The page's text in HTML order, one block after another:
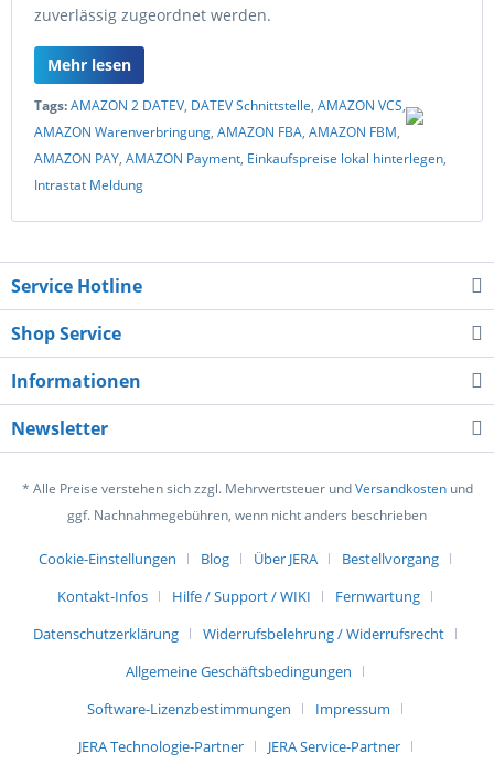
zuverlässig zugeordnet werden.
Mehr lesen
Tags:AMAZON 2 DATEV, DATEV Schnittstelle, AMAZON VCS,
AMAZON Warenverbringung, AMAZON FBA, AMAZON FBM,
AMAZON PAY, AMAZON Payment, Einkaufspreise lokal hinterlegen,
Intrastat Meldung
Service Hotline
Shop Service
Informationen
Newsletter
* Alle Preise verstehen sich zzgl. Mehrwertsteuer undVersandkostenund
ggf. Nachnahmegebühren, wenn nicht anders beschrieben
Cookie-Einstellungen Blog Über JERA
Bestellvorgang
Kontakt-Infos
Hilfe / Support / WIKI
Fernwartung
Datenschutzerklärung
Widerrufsbelehrung / Widerrufsrecht
Allgemeine Geschäftsbedingungen
Software-Lizenzbestimmungen
Impressum
JERA Technologie-Partner
JERA Service-Partner